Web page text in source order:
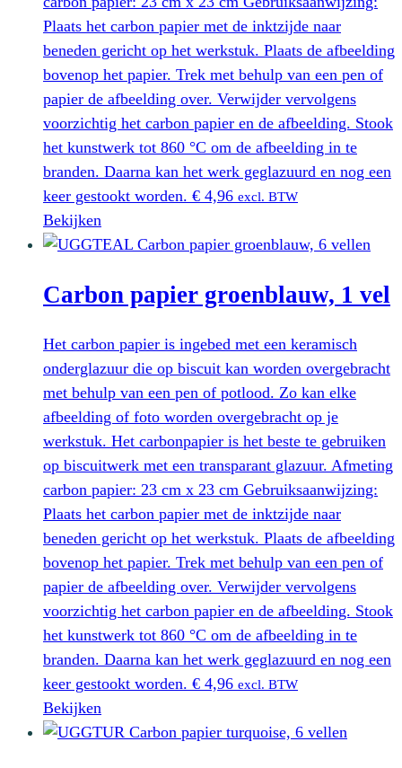
Plaats het carbon papier met de inktzijde naar
beneden gericht op het werkstuk. Plaats de afbeelding
bovenop het papier. Trek met behulp van een pen of
papier de afbeelding over. Verwijder vervolgens
voorzichtig het carbon papier en de afbeelding. Stook
het kunstwerk tot 860 °C om de afbeelding in te
branden. Daarna kan het werk geglazuurd en nog een
keer gestookt worden. € 4,96 excl. BTW
Bekijken
Carbon papier groenblauw, 1 vel
Het carbon papier is ingebed met een keramisch
onderglazuur die op biscuit kan worden overgebracht
met behulp van een pen of potlood. Zo kan elke
afbeelding of foto worden overgebracht op je
werkstuk. Het carbonpapier is het beste te gebruiken
op biscuitwerk met een transparant glazuur. Afmeting
carbon papier: 23 cm x 23 cm Gebruiksaanwijzing:
Plaats het carbon papier met de inktzijde naar
beneden gericht op het werkstuk. Plaats de afbeelding
bovenop het papier. Trek met behulp van een pen of
papier de afbeelding over. Verwijder vervolgens
voorzichtig het carbon papier en de afbeelding. Stook
het kunstwerk tot 860 °C om de afbeelding in te
branden. Daarna kan het werk geglazuurd en nog een
keer gestookt worden. € 4,96 excl. BTW
Bekijken